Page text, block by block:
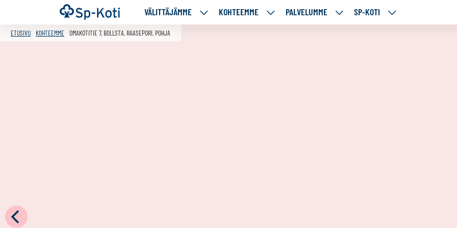
Siirry
sisältöön
Etusivu VÄLITTÄJÄMME
VÄLITTÄJÄMME
KOHTEEMME
KOHTEEMME
PALVELUMME
PALVELUMME
SP-KOTI
SP-
ETUSIVU KOHTEEMME OMAKOTITIE 7, BOLLSTA, RAASEPORI, POHJA